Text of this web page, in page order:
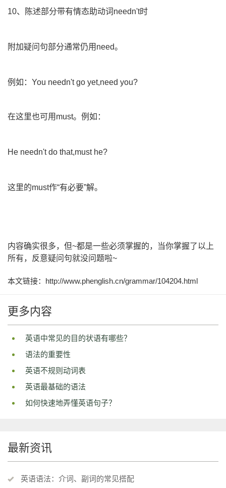
10、陈述部分带有情态助动词needn't时
附加疑问句部分通常仍用need。
例如：You needn't go yet,need you?
在这里也可用must。例如：
He needn't do that,must he?
这里的must作“有必要”解。
内容确实很多，但~都是一些必须掌握的，当你掌握了以上
所有，反意疑问句就没问题啦~
本文链接：http://www.phenglish.cn/grammar/104204.html
更多内容
英语中常见的目的状语有哪些？
语法的重要性
英语不规则动词表
英语最基础的语法
如何快速地弄懂英语句子？
最新资讯
英语语法：介词、副词的常见搭配